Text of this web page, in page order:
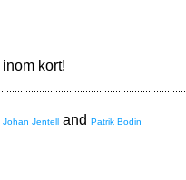
kort!
Johan Jentell and Patrik Bodin